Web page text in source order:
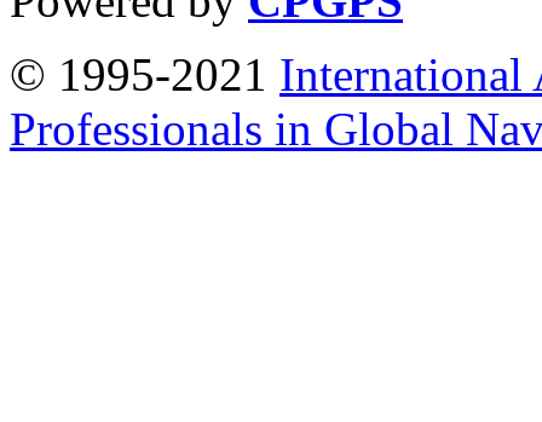
© 1995-2021 International
Professionals in Global